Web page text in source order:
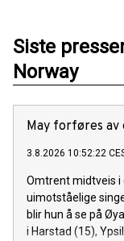
Siste
Norway
May forføres av
3.8.2026 10:52:22
Omtrent midtveis i
uimotståelige
blir hun å se på
i Harstad (15),